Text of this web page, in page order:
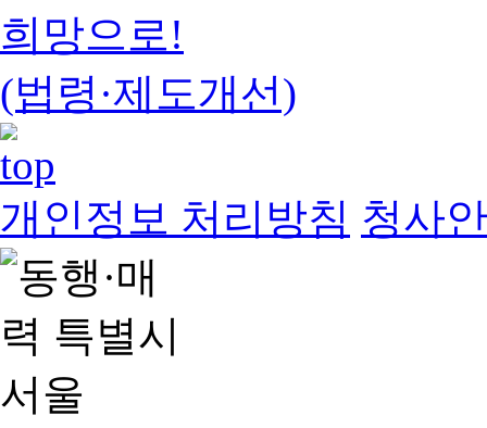
희망으로!
(법령·제도개선)
개인정보 처리방침 청사